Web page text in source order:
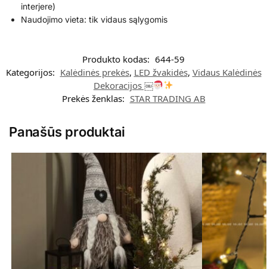
interjere)
Naudojimo vieta: tik vidaus sąlygomis
Produkto kodas: 644-59
Kategorijos: Kalėdinės prekės, LED žvakidės, Vidaus Kalėdinės
Dekoracijos ￼
Prekės ženklas: STAR TRADING AB
Panašūs produktai